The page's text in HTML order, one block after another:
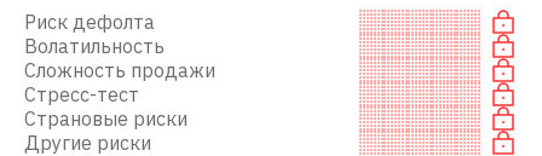
Риск дефолта
Волатильность
Сложность продажи
Стресс-тест
Страновые риски
Другие риски